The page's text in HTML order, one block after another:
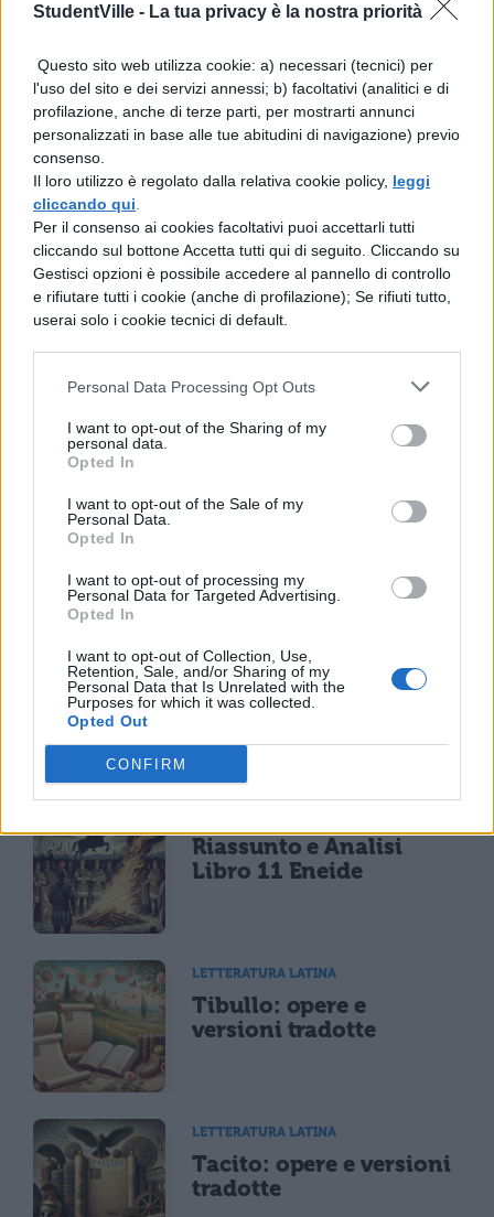
StudentVille - La tua privacy è la nostra priorità
Questo sito web utilizza cookie: a) necessari (tecnici) per
l'uso del sito e dei servizi annessi; b) facoltativi (analitici e di
profilazione, anche di terze parti, per mostrarti annunci
personalizzati in base alle tue abitudini di navigazione) previo
consenso.
Il loro utilizzo è regolato dalla relativa cookie policy, leggi
cliccando qui
Per il consenso ai cookies facoltativi puoi accettarli tutti
cliccando sul bottone Accetta tutti qui di seguito. Cliccando su
Gestisci opzioni è possibile accedere al pannello di controllo
e rifiutare tutti i cookie (anche di profilazione); Se rifiuti tutto,
userai solo i cookie tecnici di default.
Personal Data Processing Opt Outs
I want to opt-out of the Sharing of my
personal data.
Opted In
I want to opt-out of the Sale of my
Personal Data.
Opted In
I want to opt-out of processing my
Personal Data for Targeted Advertising.
Opted In
I want to opt-out of Collection, Use,
Retention, Sale, and/or Sharing of my
Personal Data that Is Unrelated with the
Purposes for which it was collected.
Opted Out
CONFIRM
aver visto all'improvviso Alessandro a terra,
lo abbracciò, poi pianse e lo sollevò- Egli si
accasciò su di lei e a stento disse: "O
Rossane, mentre a te concedi un piccolo
frutto, a me sottrai l'immortalità. Ma
nessuno udirà ciò da te". Così, con l'aiuto
della moglie, ritornò nella stanza.
TI POTREBBE INTERESSARE
LETTERATURA LATINA
La Commedia di Plauto
LETTERATURA LATINA
Riassunto libro per
libro dell'Eneide
Riassunto e Analisi
Libro 11 Eneide
LETTERATURA LATINA
Tibullo: opere e
versioni tradotte
LETTERATURA LATINA
Tacito: opere e versioni
tradotte